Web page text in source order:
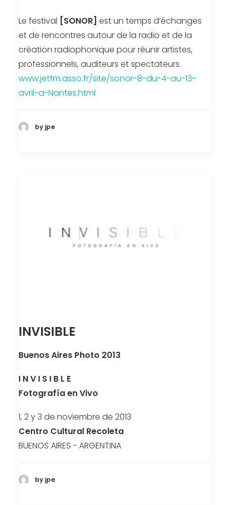
Le festival [SONOR] est un temps d’échanges
et de rencontres autour de la radio et de la
création radiophonique pour réunir artistes,
professionnels, auditeurs et spectateurs.
www.jetfm.asso.fr/site/sonor-8-du-4-au-13-
avril-a-Nantes.html
by jpe
INVISIBLE
Buenos Aires Photo 2013
I N V I S I B L E
Fotografía en Vivo
1, 2 y 3 de noviembre de 2013
Centro Cultural Recoleta
BUENOS AIRES - ARGENTINA
by jpe